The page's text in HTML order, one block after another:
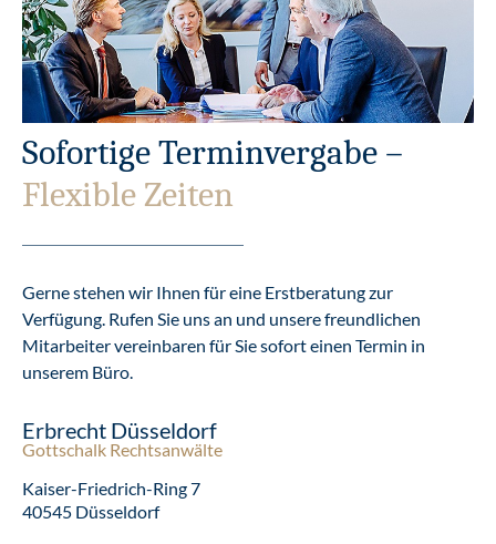
Sofortige Terminvergabe –
Flexible Zeiten
Gerne stehen wir Ihnen für eine Erstberatung zur
Verfügung. Rufen Sie uns an und unsere freundlichen
Mitarbeiter vereinbaren für Sie sofort einen Termin in
unserem Büro.
Erbrecht Düsseldorf
Gottschalk Rechtsanwälte
Kaiser-Friedrich-Ring 7
40545 Düsseldorf